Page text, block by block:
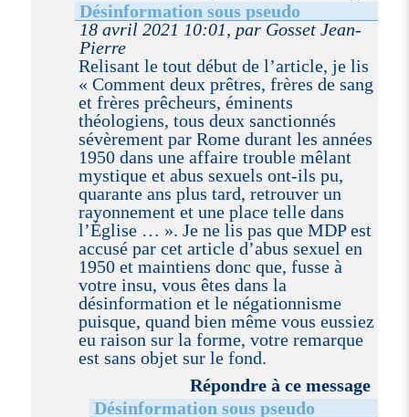
Désinformation sous pseudo
18 avril 2021 10:01, par Gosset Jean-
Pierre
Relisant le tout début de l’article, je lis
« Comment deux prêtres, frères de sang
et frères prêcheurs, éminents
théologiens, tous deux sanctionnés
sévèrement par Rome durant les années
1950 dans une affaire trouble mêlant
mystique et abus sexuels ont-ils pu,
quarante ans plus tard, retrouver un
rayonnement et une place telle dans
l’Église … ». Je ne lis pas que MDP est
accusé par cet article d’abus sexuel en
1950 et maintiens donc que, fusse à
votre insu, vous êtes dans la
désinformation et le négationnisme
puisque, quand bien même vous eussiez
eu raison sur la forme, votre remarque
est sans objet sur le fond.
Répondre à ce message
Désinformation sous pseudo